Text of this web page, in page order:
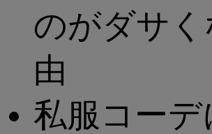
のがダサく
由
私服コーデ